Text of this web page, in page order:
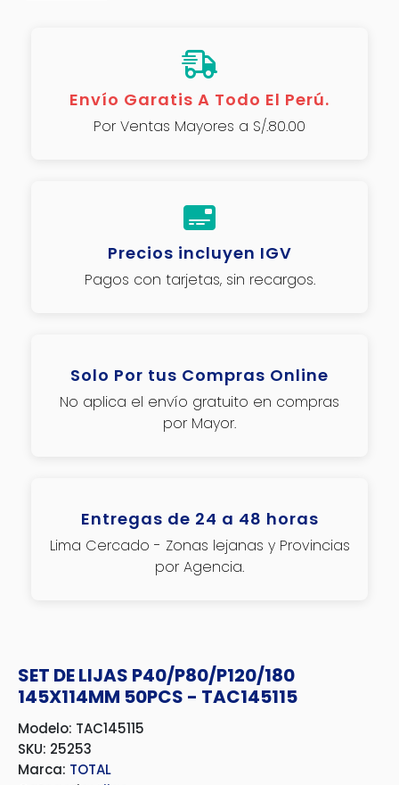
Envío Garatis A Todo El Perú.
Por Ventas Mayores a S/.80.00
Precios incluyen IGV
Pagos con tarjetas, sin recargos.
Solo Por tus Compras Online
No aplica el envío gratuito en compras
por Mayor.
Entregas de 24 a 48 horas
Lima Cercado - Zonas lejanas y Provincias
por Agencia.
SET DE LIJAS P40/P80/P120/180
145X114MM 50PCS - TAC145115
Modelo: TAC145115
SKU: 25253
Marca: TOTAL